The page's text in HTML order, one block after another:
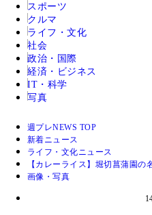
スポーツ
クルマ
ライフ・文化
社会
政治・国際
経済・ビジネス
IT・科学
写真
週プレNEWS TOP
新着ニュース
ライフ・文化ニュース
【カレーライス】堀切菖蒲園
画像・写真